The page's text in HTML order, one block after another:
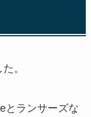
。
とランサーズな